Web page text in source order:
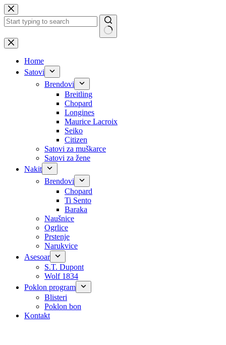
Skip
to
content
No
results
Home
Satovi
Brendovi
Breitling
Chopard
Longines
Maurice Lacroix
Seiko
Citizen
Satovi za muškarce
Satovi za žene
Nakit
Brendovi
Chopard
Ti Sento
Baraka
Naušnice
Ogrlice
Prstenje
Narukvice
Asesoar
S.T. Dupont
Wolf 1834
Poklon program
Blisteri
Poklon bon
Kontakt